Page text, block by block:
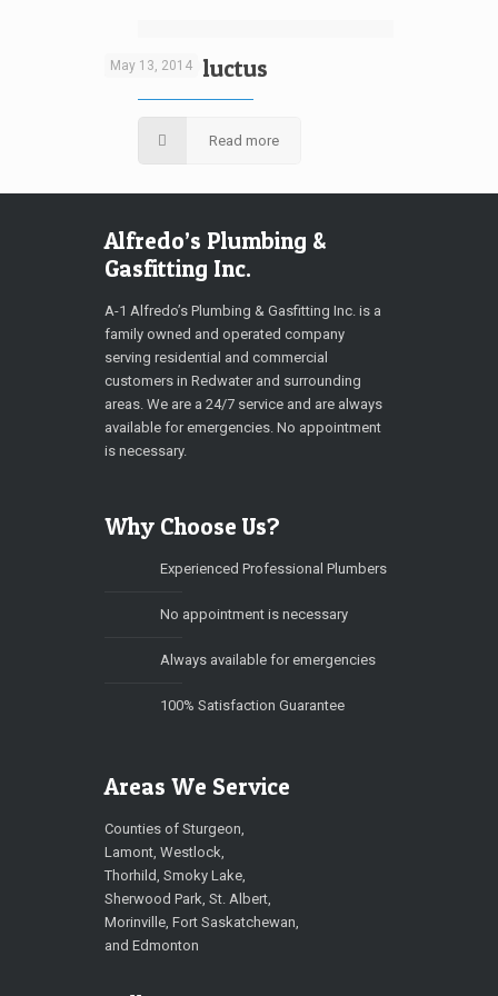
May 13, 2014
Faucibus luctus
Read more
Alfredo’s Plumbing &
Gasfitting Inc.
A-1 Alfredo’s Plumbing & Gasfitting Inc. is a
family owned and operated company
serving residential and commercial
customers in Redwater and surrounding
areas. We are a 24/7 service and are always
available for emergencies. No appointment
is necessary.
Why Choose Us?
Experienced Professional Plumbers
No appointment is necessary
Always available for emergencies
100% Satisfaction Guarantee
Areas We Service
Counties of Sturgeon,
Lamont, Westlock,
Thorhild, Smoky Lake,
Sherwood Park, St. Albert,
Morinville, Fort Saskatchewan,
and Edmonton